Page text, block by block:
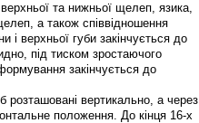
та нижньої щелеп, язика,
а також співвідношення
і верхньої губи закінчується до
під тиском зростаючого
закінчується до
розташовані вертикально, а через
положення. До кінця 16-х